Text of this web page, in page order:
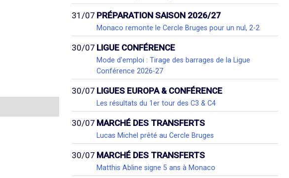
31/07 PRÉPARATION SAISON 2026/27
Monaco remonte le Cercle Bruges pour un nul, 2-2
30/07 LIGUE CONFÉRENCE
Mode d'emploi : Tirage des barrages de la Ligue
Conférence 2026-27
30/07 LIGUES EUROPA & CONFÉRENCE
Les résultats du 1er tour des C3 & C4
30/07 MARCHÉ DES TRANSFERTS
Lucas Michel prêté au Cercle Bruges
30/07 MARCHÉ DES TRANSFERTS
Matthis Abline signe 5 ans à Monaco